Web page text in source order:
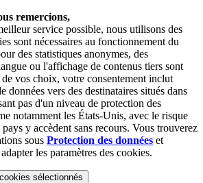
remercions,
service possible, nous utilisons des
sont nécessaires au fonctionnement du
des statistiques anonymes, des
ou l'affichage de contenus tiers sont
vos choix, votre consentement inclut
données vers des destinataires situés dans
pas d'un niveau de protection des
notamment les États-Unis, avec le risque
y accèdent sans recours. Vous trouverez
sous Protection des données et
les paramètres des cookies.
sélectionnés